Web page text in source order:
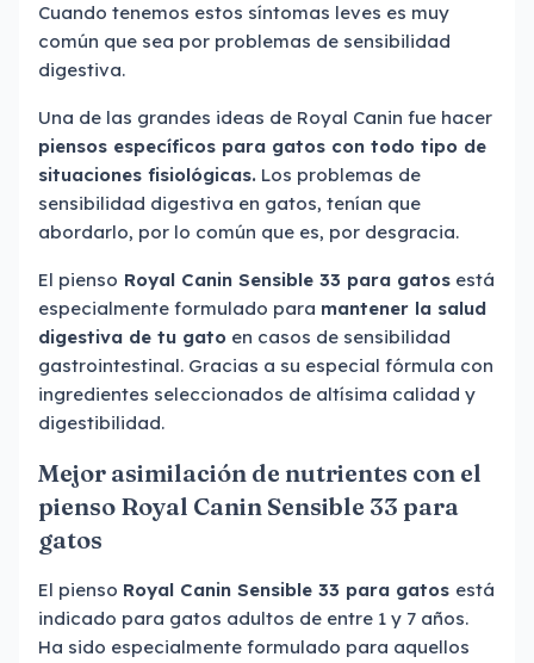
Cuando tenemos estos síntomas leves es muy
común que sea por problemas de sensibilidad
digestiva.
Una de las grandes ideas de Royal Canin fue hacer
piensos específicos para gatos con todo tipo de
situaciones fisiológicas. Los problemas de
sensibilidad digestiva en gatos, tenían que
abordarlo, por lo común que es, por desgracia.
El pienso Royal Canin Sensible 33 para gatos está
especialmente formulado para mantener la salud
digestiva de tu gato en casos de sensibilidad
gastrointestinal. Gracias a su especial fórmula con
ingredientes seleccionados de altísima calidad y
digestibilidad.
Mejor asimilación de nutrientes con el
pienso Royal Canin Sensible 33 para
gatos
El pienso Royal Canin Sensible 33 para gatos está
indicado para gatos adultos de entre 1 y 7 años.
Ha sido especialmente formulado para aquellos